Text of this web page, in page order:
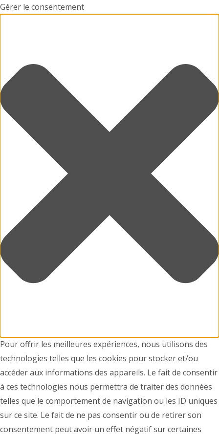
Gérer le consentement
Pour offrir les meilleures expériences, nous utilisons des
technologies telles que les cookies pour stocker et/ou
accéder aux informations des appareils. Le fait de consentir
à ces technologies nous permettra de traiter des données
telles que le comportement de navigation ou les ID uniques
sur ce site. Le fait de ne pas consentir ou de retirer son
consentement peut avoir un effet négatif sur certaines